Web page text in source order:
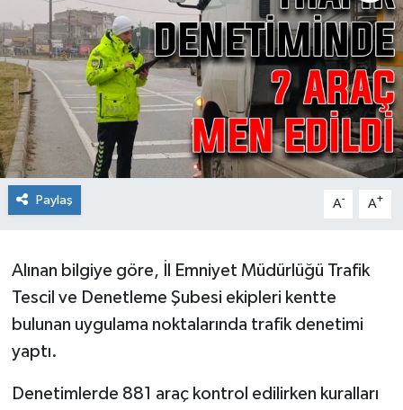
Paylaş A- A+
Alınan bilgiye göre, İl Emniyet Müdürlüğü Trafik
Tescil ve Denetleme Şubesi ekipleri kentte
bulunan uygulama noktalarında trafik denetimi
yaptı.
Denetimlerde 881 araç kontrol edilirken kuralları
Teknoloji
Yaşam